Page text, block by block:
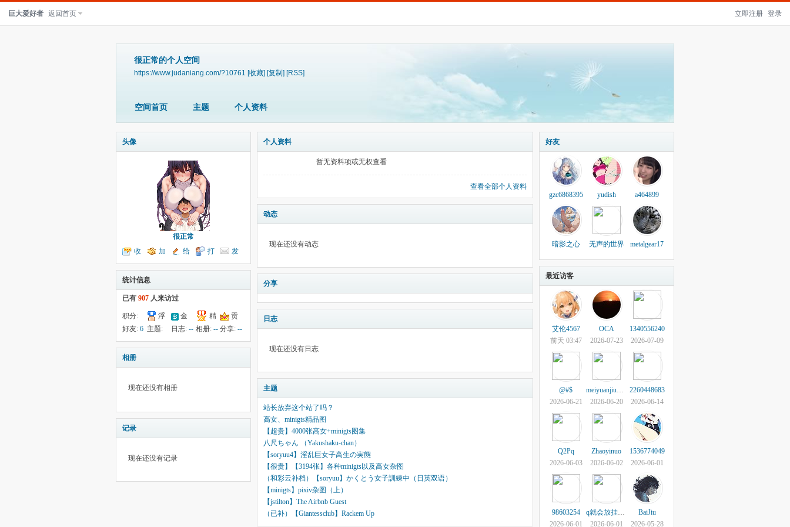
立即注册 登录
巨大爱好者 返回首页
很正常的个人空间
https://www.judaniang.com/?10761 [收藏] [复制] [RSS]
空间首页 主题 个人资料
头像
很正常
收
听TA
加
为好友
给
我留言
打
个招呼
发
送消息
统计信息
已有 907 人来访过
积分:
180
浮
云:575
金
钱:5
精
华:--
贡
献:--
好友: 6 主题:
54
日志:-- 相册: -- 分享:--
相册
现在还没有相册
记录
现在还没有记录
个人资料
暂无资料项或无权查看
查看全部个人资料
动态
现在还没有动态
分享
日志
现在还没有日志
主题
站长放弃这个站了吗？
高女、minigts精品图
【超贵】4000张高女+minigts图集
八尺ちゃん （Yakushaku-chan）
【soryuu4】淫乱巨女子高生の実態
【很贵】【3194张】各种minigts以及高女杂图
（和彩云补档）【soryuu】かくとう女子訓練中（日英双语）
【minigts】pixiv杂图（上）
【jstilton】The Airbnb Guest
（已补）【Giantessclub】Rackem Up
好友
gzc6868395 yudish a464899
暗影之心 无声的世界 metalgear17
最近访客
艾伦4567
前天 03:47
OCA
2026-07-23
1340556240
2026-07-09
@#$
2026-06-21
meiyuanjiubobo
2026-06-20
2260448683
2026-06-14
Q2Pq
2026-06-03
Zhaoyinuo
2026-06-02
1536774049
2026-06-01
98603254
2026-06-01
q就会放挂机狗
2026-06-01
BaiJiu
2026-05-28